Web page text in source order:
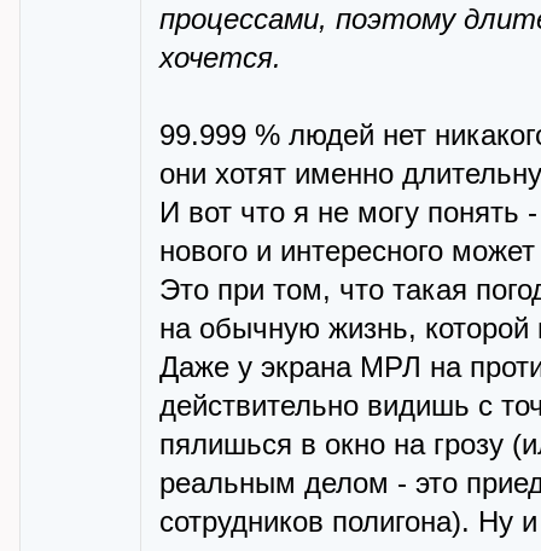
процессами, поэтому
хочется.
99.999 % людей нет
они хотят именно
И вот что я не могу понять
нового и интересного
Это при том, что такая
на обычную жизнь,
Даже у экрана МРЛ на
действительно видишь с
пялишься в окно на грозу
реальным делом - это
сотрудников полигона). Ну